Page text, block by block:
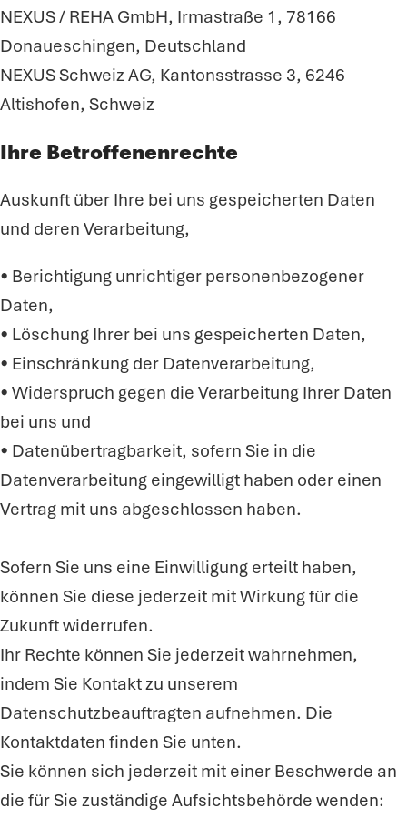
NEXUS / REHA GmbH, Irmastraße 1, 78166
Donaueschingen, Deutschland
NEXUS Schweiz AG, Kantonsstrasse 3, 6246
Altishofen, Schweiz
Ihre Betroffenenrechte
Auskunft über Ihre bei uns gespeicherten Daten
und deren Verarbeitung,
• Berichtigung unrichtiger personenbezogener
Daten,
• Löschung Ihrer bei uns gespeicherten Daten,
• Einschränkung der Datenverarbeitung,
• Widerspruch gegen die Verarbeitung Ihrer Daten
bei uns und
• Datenübertragbarkeit, sofern Sie in die
Datenverarbeitung eingewilligt haben oder einen
Vertrag mit uns abgeschlossen haben.
Sofern Sie uns eine Einwilligung erteilt haben,
können Sie diese jederzeit mit Wirkung für die
Zukunft widerrufen.
Ihr Rechte können Sie jederzeit wahrnehmen,
indem Sie Kontakt zu unserem
Datenschutzbeauftragten aufnehmen. Die
Kontaktdaten finden Sie unten.
Sie können sich jederzeit mit einer Beschwerde an
die für Sie zuständige Aufsichtsbehörde wenden: